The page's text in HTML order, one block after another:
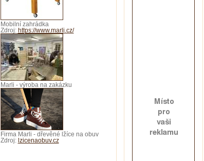
Mobilní zahrádka
Zdroj: https://www.marli.cz/
Marli - výroba na zakázku
Firma Marli - dřevěné lžíce na obuv
Zdroj: lzicenaobuv.cz